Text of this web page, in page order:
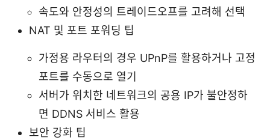
속도와 안정성의 트레이드오프를 고려해 선택
NAT 및 포트 포워딩 팁
가정용 라우터의 경우 UPnP를 활용하거나 고정
포트를 수동으로 열기
서버가 위치한 네트워크의 공용 IP가 불안정하
면 DDNS 서비스 활용
보안 강화 팁